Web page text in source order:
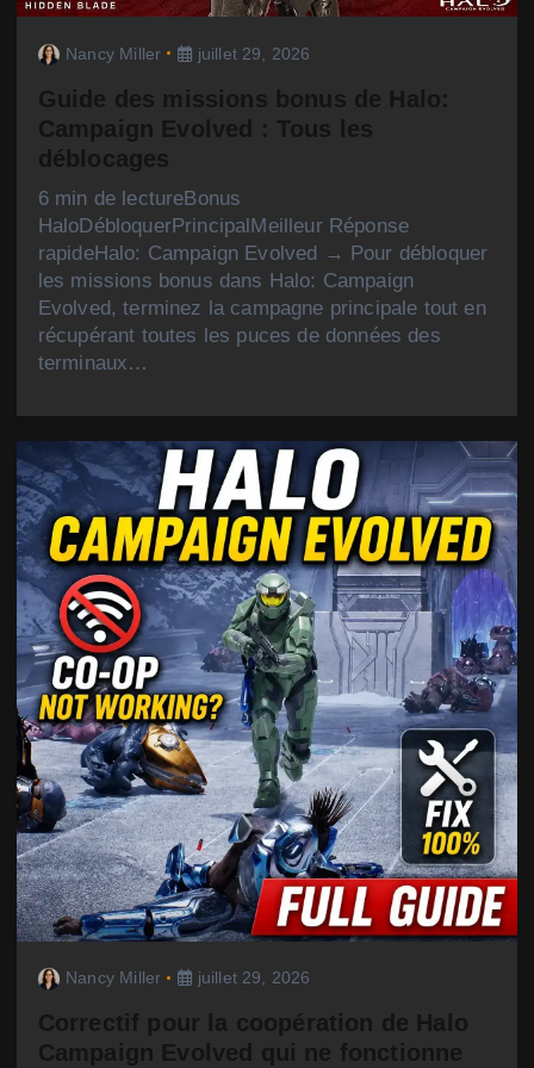
Nancy Miller juillet 29, 2026
Guide des missions bonus de Halo:
Campaign Evolved : Tous les
déblocages
6 min de lectureBonus
HaloDébloquerPrincipalMeilleur Réponse
rapideHalo: Campaign Evolved → Pour débloquer
les missions bonus dans Halo: Campaign
Evolved, terminez la campagne principale tout en
récupérant toutes les puces de données des
terminaux…
Nancy Miller juillet 29, 2026
Correctif pour la coopération de Halo
Campaign Evolved qui ne fonctionne